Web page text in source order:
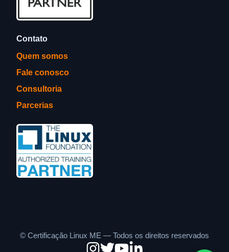
Contato
Quem somos
Fale conosco
Consultoria
Parcerias
© Certificação Linux ME — Todos os direitos reservados